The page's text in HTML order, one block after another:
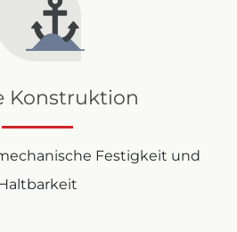
Konstruktion
Festigkeit und